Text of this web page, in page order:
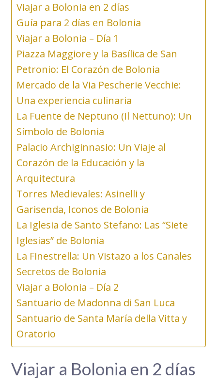
Viajar a Bolonia en 2 días
Guía para 2 días en Bolonia
Viajar a Bolonia – Día 1
Piazza Maggiore y la Basílica de San
Petronio: El Corazón de Bolonia
Mercado de la Via Pescherie Vecchie:
Una experiencia culinaria
La Fuente de Neptuno (Il Nettuno): Un
Símbolo de Bolonia
Palacio Archiginnasio: Un Viaje al
Corazón de la Educación y la
Arquitectura
Torres Medievales: Asinelli y
Garisenda, Iconos de Bolonia
La Iglesia de Santo Stefano: Las “Siete
Iglesias” de Bolonia
La Finestrella: Un Vistazo a los Canales
Secretos de Bolonia
Viajar a Bolonia – Día 2
Santuario de Madonna di San Luca
Santuario de Santa María della Vitta y
Oratorio
Viajar a Bolonia en 2 días